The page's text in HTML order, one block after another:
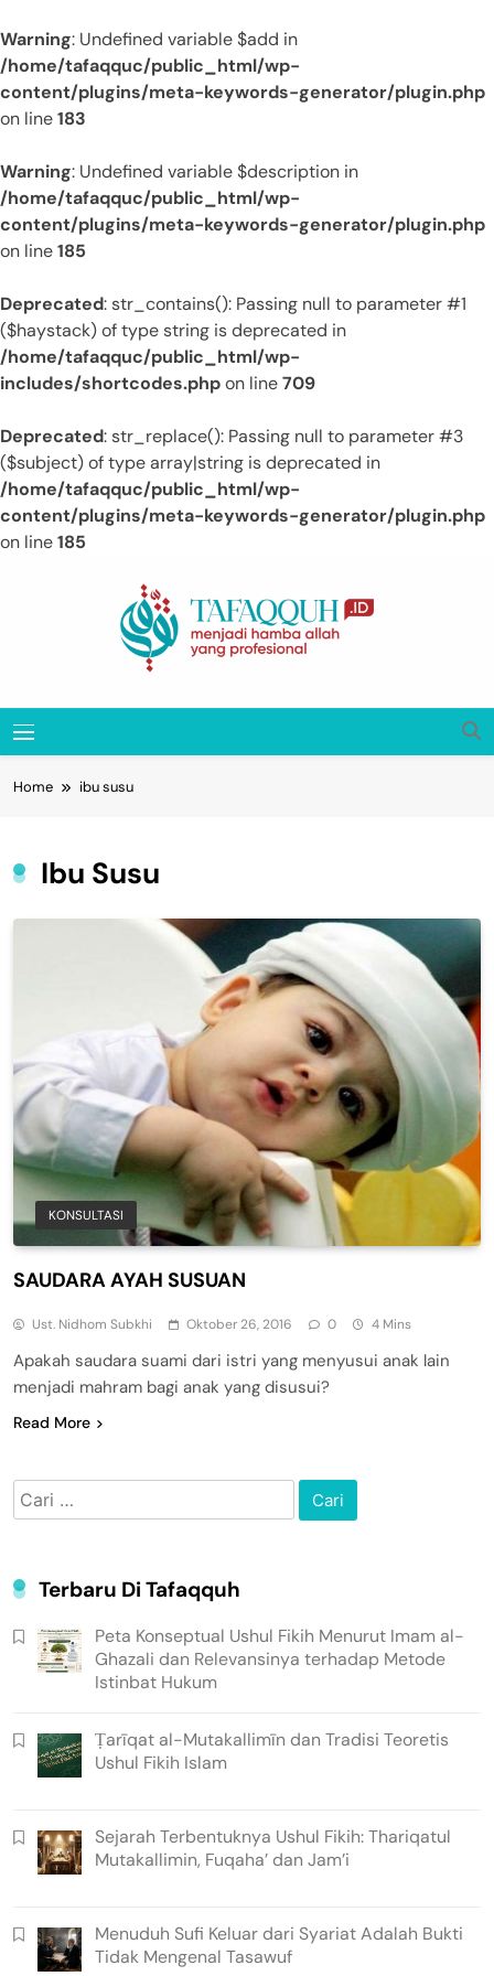
Warning: Undefined variable $add in
/home/tafaqquc/public_html/wp-
content/plugins/meta-keywords-generator/plugin.php
on line183
Warning: Undefined variable $description in
/home/tafaqquc/public_html/wp-
content/plugins/meta-keywords-generator/plugin.php
on line185
Deprecated: str_contains(): Passing null to parameter #1
($haystack) of type string is deprecated in
/home/tafaqquc/public_html/wp-
includes/shortcodes.phpon line709
Deprecated: str_replace(): Passing null to parameter #3
($subject) of type array|string is deprecated in
/home/tafaqquc/public_html/wp-
content/plugins/meta-keywords-generator/plugin.php
on line185
Tafaqquh.ID
Home ibu susu
Ibu Susu
KONSULTASI
SAUDARA AYAH SUSUAN
Ust. Nidhom Subkhi Oktober 26, 2016 0 4 Mins
Apakah saudara suami dari istri yang menyusui anak lain
menjadi mahram bagi anak yang disusui?
Read More
Cari
untuk:
Terbaru Di Tafaqquh
Peta Konseptual Ushul Fikih Menurut Imam al-
Ghazali dan Relevansinya terhadap Metode
Istinbat Hukum
Ṭarīqat al-Mutakallimīn dan Tradisi Teoretis
Ushul Fikih Islam
Sejarah Terbentuknya Ushul Fikih: Thariqatul
Mutakallimin, Fuqaha’ dan Jam’i
Menuduh Sufi Keluar dari Syariat Adalah Bukti
Tidak Mengenal Tasawuf